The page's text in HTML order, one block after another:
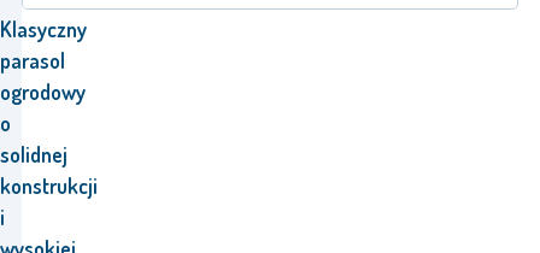
Klasyczny
parasol
ogrodowy
o
solidnej
konstrukcji
i